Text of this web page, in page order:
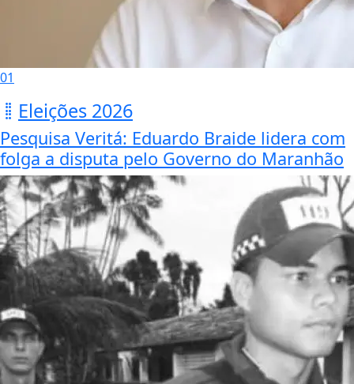
01
Eleições 2026
Pesquisa Veritá: Eduardo Braide lidera com
folga a disputa pelo Governo do Maranhão